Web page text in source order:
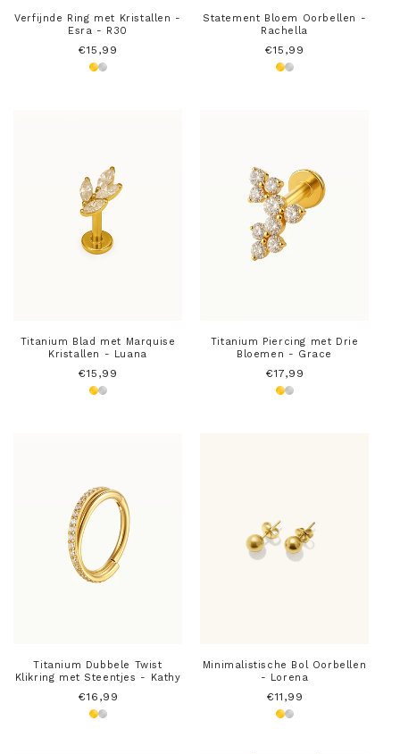
Verfijnde Ring met Kristallen -
Esra - R30
Normale
prijs
€15,99
Statement Bloem Oorbellen -
Rachella
Normale
prijs
€15,99
Titanium Blad met Marquise
Kristallen - Luana
Normale
prijs
€15,99
Titanium Piercing met Drie
Bloemen - Grace
Normale
prijs
€17,99
Titanium Dubbele Twist
Klikring met Steentjes - Kathy
Normale
prijs
€16,99
Minimalistische Bol Oorbellen
- Lorena
Normale
prijs
€11,99